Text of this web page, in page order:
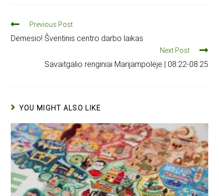
Previous Post
Dėmesio! Šventinis centro darbo laikas
Next Post
Savaitgalio renginiai Marijampolėje | 08.22-08.25
YOU MIGHT ALSO LIKE